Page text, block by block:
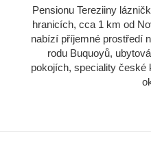
Pensionu Tereziiny
hranicích, cca 1 km od
nabízí příjemné prostředí
rodu Buquoyů,
pokojích, speciality české